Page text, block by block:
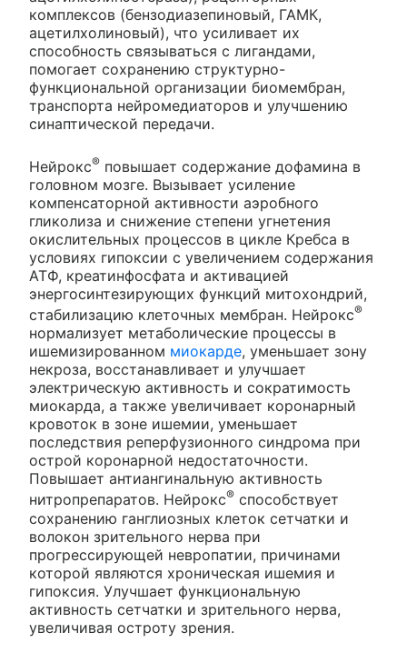
комплексов (бензодиазепиновый, ГАМК,
ацетилхолиновый), что усиливает их
способность связываться с лигандами,
помогает сохранению структурно-
функциональной организации биомембран,
транспорта нейромедиаторов и улучшению
синаптической передачи.
Нейрокс® повышает содержание дофамина в
головном мозге. Вызывает усиление
компенсаторной активности аэробного
гликолиза и снижение степени угнетения
окислительных процессов в цикле Кребса в
условиях гипоксии с увеличением содержания
АТФ, креатинфосфата и активацией
энергосинтезирующих функций митохондрий,
стабилизацию клеточных мембран. Нейрокс®
нормализует метаболические процессы в
ишемизированном миокарде, уменьшает зону
некроза, восстанавливает и улучшает
электрическую активность и сократимость
миокарда, а также увеличивает коронарный
кровоток в зоне ишемии, уменьшает
последствия реперфузионного синдрома при
острой коронарной недостаточности.
Повышает антиангинальную активность
нитропрепаратов. Нейрокс® способствует
сохранению ганглиозных клеток сетчатки и
волокон зрительного нерва при
прогрессирующей невропатии, причинами
которой являются хроническая ишемия и
гипоксия. Улучшает функциональную
активность сетчатки и зрительного нерва,
увеличивая остроту зрения.